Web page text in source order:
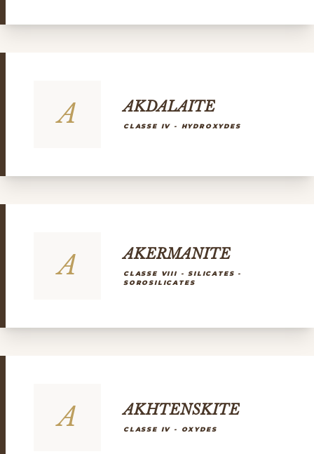
A AKDALAITE
CLASSE IV - HYDROXYDES
A AKERMANITE
CLASSE VIII - SILICATES -
SOROSILICATES
A AKHTENSKITE
CLASSE IV - OXYDES